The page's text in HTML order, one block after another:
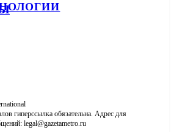
гиперссылка обязательна. Адрес для